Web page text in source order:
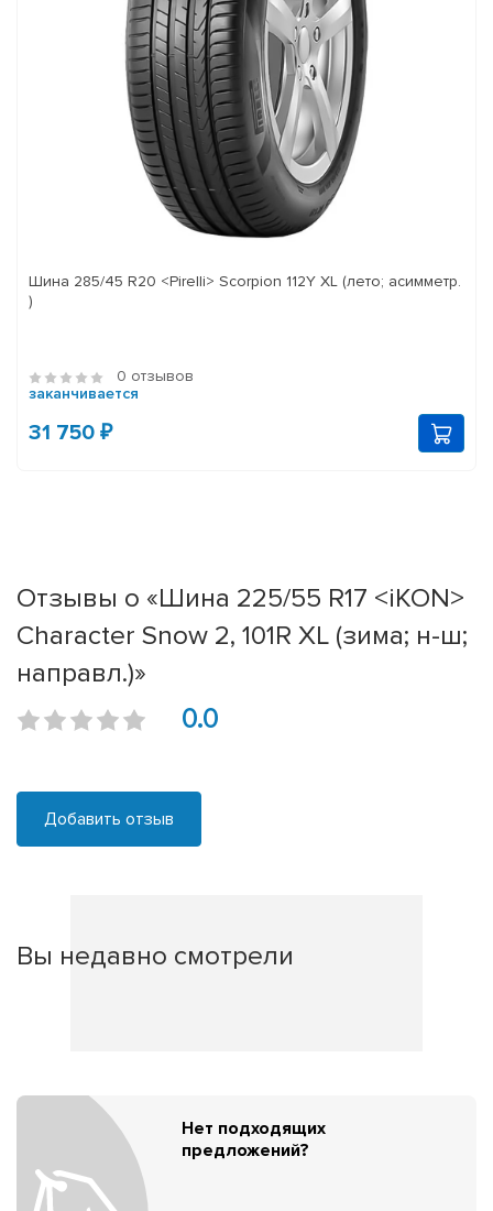
Шина 285/45 R20 <Pirelli> Scorpion 112Y XL (лето; асимметр.
)
0 отзывов
заканчивается
31 750 ₽
Отзывы о «Шина 225/55 R17 <iKON>
Character Snow 2, 101R XL (зима; н-ш;
направл.)»
0.0
Добавить отзыв
Вы недавно смотрели
Нет подходящих
предложений?